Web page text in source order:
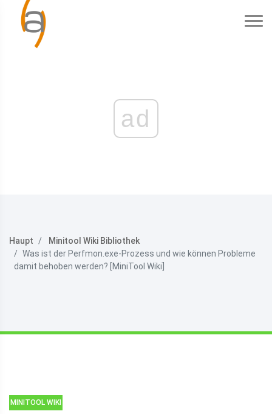
ad
Haupt
Minitool Wiki Bibliothek
Was ist der Perfmon.exe-Prozess und wie können Probleme
damit behoben werden? [MiniTool Wiki]
MINITOOL WIKI